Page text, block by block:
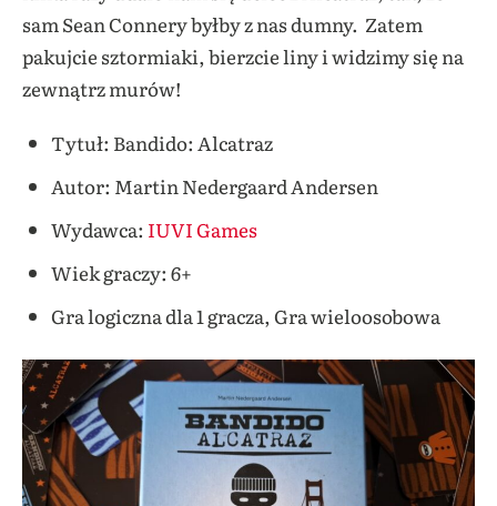
sam Sean Connery byłby z nas dumny. Zatem
pakujcie sztormiaki, bierzcie liny i widzimy się na
zewnątrz murów!
Tytuł: Bandido: Alcatraz
Autor: Martin Nedergaard Andersen
Wydawca: IUVI Games
Wiek graczy: 6+
Gra logiczna dla 1 gracza, Gra wieloosobowa